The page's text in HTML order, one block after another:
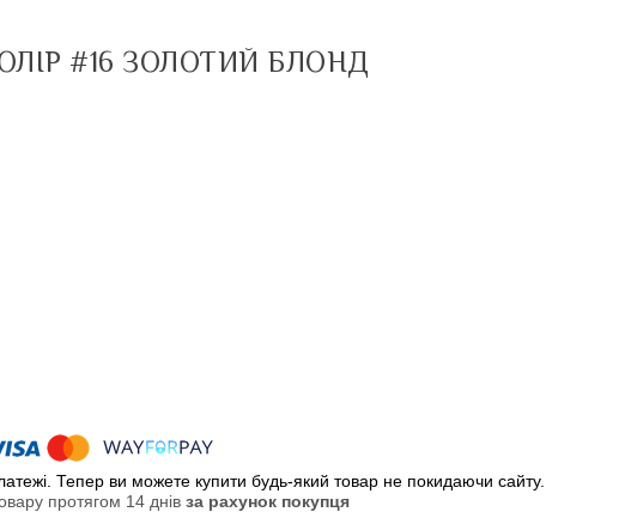
#16 ЗОЛОТИЙ БЛОНД
Тепер ви можете купити будь-який товар не покидаючи сайту.
протягом 14 днів за рахунок покупця